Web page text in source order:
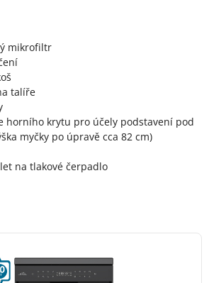
mikrofiltr
talíře
horního krytu pro účely podstavení pod
myčky po úpravě cca 82 cm)
na tlakové čerpadlo